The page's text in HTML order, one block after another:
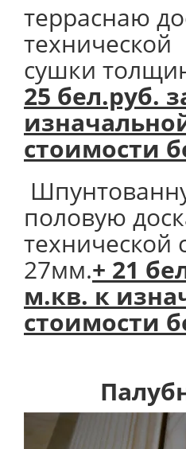
терраснаю
технической
сушки
25 бел.руб.
стоимости
половую
технической
27мм.+ 21
м.кв. к
стоимости